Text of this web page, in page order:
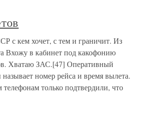
с кем хочет, с тем и граничит. Из
Вхожу в кабинет под какофонию
Хватаю ЗАС.[47] Оперативный
номер рейса и время вылета.
только подтвердили, что